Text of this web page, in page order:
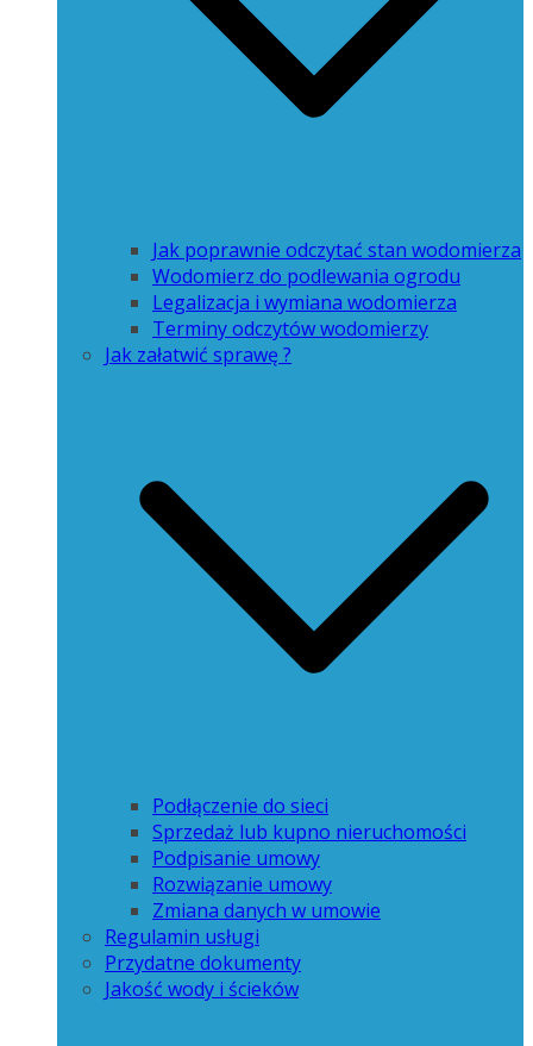
Jak poprawnie odczytać stan wodomierza
Wodomierz do podlewania ogrodu
Legalizacja i wymiana wodomierza
Terminy odczytów wodomierzy
Jak załatwić sprawę ?
Podłączenie do sieci
Sprzedaż lub kupno nieruchomości
Podpisanie umowy
Rozwiązanie umowy
Zmiana danych w umowie
Regulamin usługi
Przydatne dokumenty
Jakość wody i ścieków